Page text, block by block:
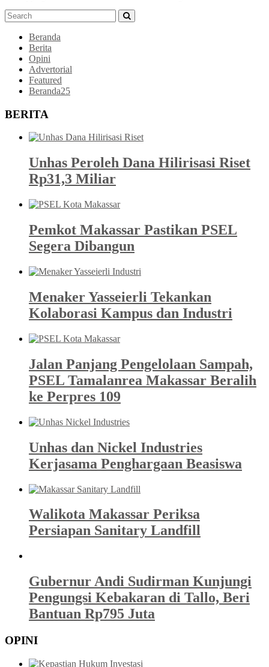
Beranda
Berita
Opini
Advertorial
Featured
Beranda25
BERITA
Unhas Peroleh Dana Hilirisasi Riset
Rp31,3 Miliar
Pemkot Makassar Pastikan PSEL
Segera Dibangun
Menaker Yasseierli Tekankan
Kolaborasi Kampus dan Industri
Jalan Panjang Pengelolaan Sampah,
PSEL Tamalanrea Makassar Beralih
ke Perpres 109
Unhas dan Nickel Industries
Kerjasama Penghargaan Beasiswa
Walikota Makassar Periksa
Persiapan Sanitary Landfill
Gubernur Andi Sudirman Kunjungi
Pengungsi Kebakaran di Tallo, Beri
Bantuan Rp795 Juta
OPINI